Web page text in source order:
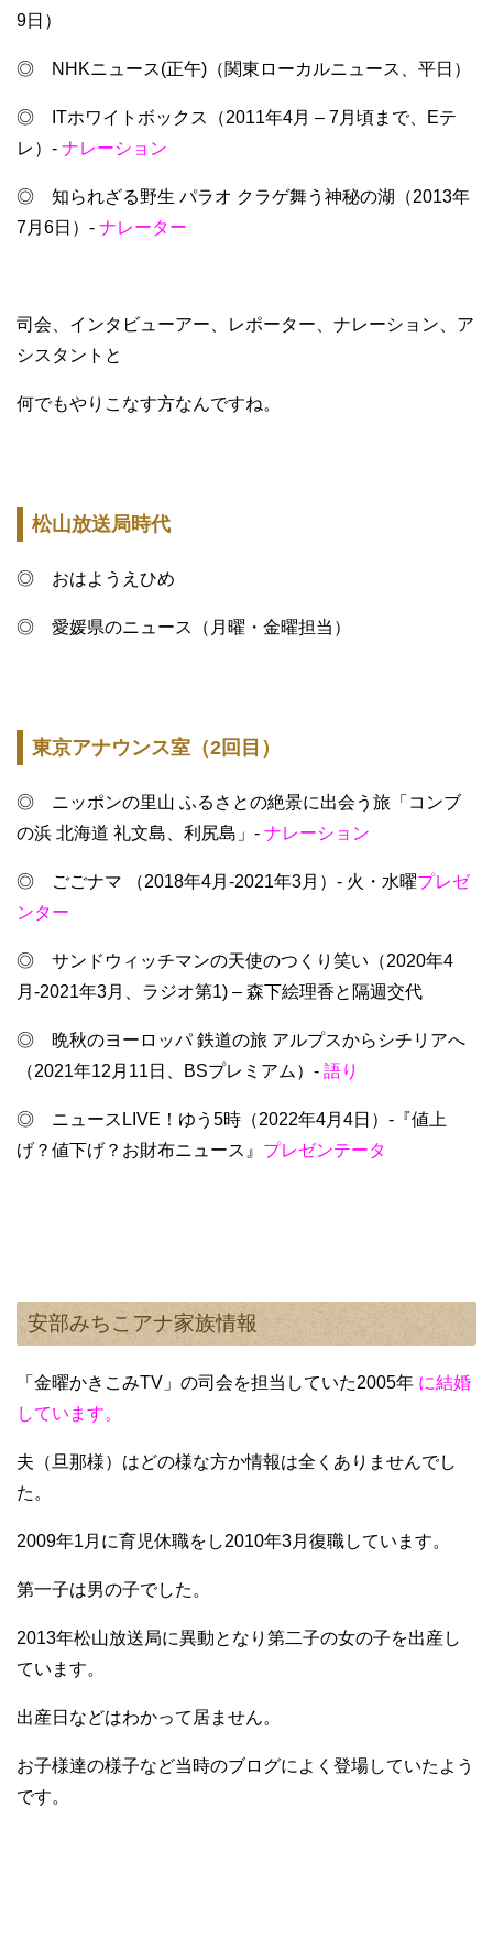
9日）
◎ NHKニュース(正午)（関東ローカルニュース、平日）
◎ ITホワイトボックス（2011年4月 – 7月頃まで、Eテ
レ）- ナレーション
◎ 知られざる野生 パラオ クラゲ舞う神秘の湖（2013年
7月6日）- ナレーター
司会、インタビューアー、レポーター、ナレーション、ア
シスタントと
何でもやりこなす方なんですね。
松山放送局時代
◎ おはようえひめ
◎ 愛媛県のニュース（月曜・金曜担当）
東京アナウンス室（2回目）
◎ ニッポンの里山 ふるさとの絶景に出会う旅「コンブ
の浜 北海道 礼文島、利尻島」- ナレーション
◎ ごごナマ （2018年4月-2021年3月）- 火・水曜プレゼ
ンター
◎ サンドウィッチマンの天使のつくり笑い（2020年4
月-2021年3月、ラジオ第1) – 森下絵理香と隔週交代
◎ 晩秋のヨーロッパ 鉄道の旅 アルプスからシチリアへ
（2021年12月11日、BSプレミアム）- 語り
◎ ニュースLIVE！ゆう5時（2022年4月4日）-『値上
げ？値下げ？お財布ニュース』 プレゼンテータ
安部みちこアナ家族情報
「金曜かきこみTV」の司会を担当していた2005年 に結婚
しています。
夫（旦那様）はどの様な方か情報は全くありませんでし
た。
2009年1月に育児休職をし2010年3月復職しています。
第一子は男の子でした。
2013年松山放送局に異動となり第二子の女の子を出産し
ています。
出産日などはわかって居ません。
お子様達の様子など当時のブログによく登場していたよう
です。